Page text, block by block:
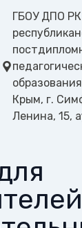
ГБОУ ДПО
Крым, г.
Ленина, 15,